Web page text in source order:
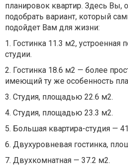
планировок квартир. Здесь Вы,
подобрать вариант, который
подойдет Вам для жизни:
1. Гостинка 11.3 м2, устроенная
студии.
2. Гостинка 18.6 м2 — более
имеющий ту же особенность
3. Студия, площадью 22.6 м2.
4. Студия, площадью 23.3 м2.
5. Большая квартира-студия —
6. Двухуровневая гостинка,
7. Двухкомнатная — 37.2 м2.